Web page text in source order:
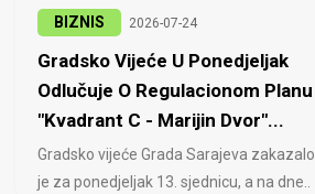
BIZNIS 2026-07-24
Gradsko Vijeće U Ponedjeljak
Odlučuje O Regulacionom Planu
"Kvadrant C - Marijin Dvor"...
Gradsko vijeće Grada Sarajeva zakazalo
je za ponedjeljak 13. sjednicu, a na dne..